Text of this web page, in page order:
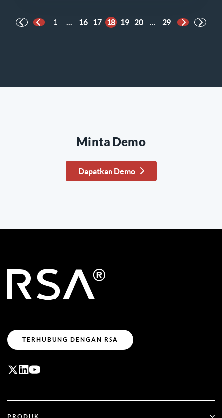
Halaman Sebelumnya
1 ... 16 17 18 19 20 ... 29
Halaman
Minta Demo
Dapatkan Demo
TERHUBUNG DENGAN RSA
PRODUK